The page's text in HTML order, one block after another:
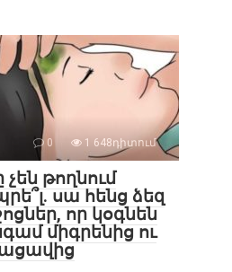
0 1 648դիտում
թողնում
սա հենց ձեզ
որ կօգնեն
միգրենից ու